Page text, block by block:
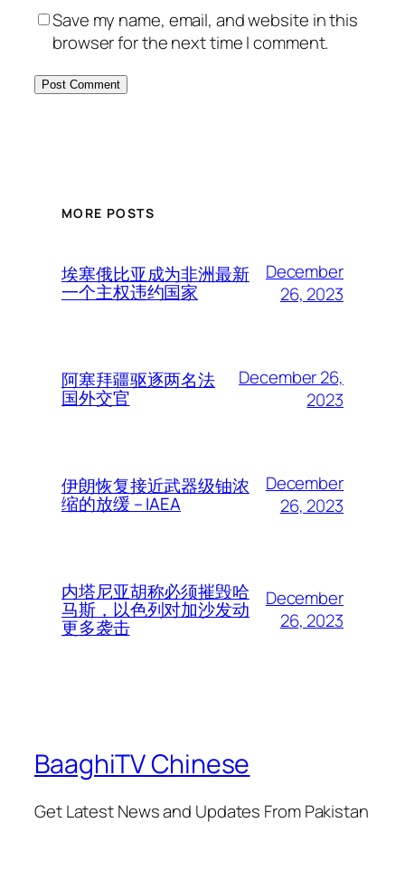
Save my name, email, and website in this
browser for the next time I comment.
MORE POSTS
埃塞俄比亚成为非洲最新
一个主权违约国家
December
26, 2023
阿塞拜疆驱逐两名法
国外交官
December 26,
2023
伊朗恢复接近武器级铀浓
缩的放缓 – IAEA
December
26, 2023
内塔尼亚胡称必须摧毁哈
马斯，以色列对加沙发动
更多袭击
December
26, 2023
BaaghiTV Chinese
Get Latest News and Updates From Pakistan